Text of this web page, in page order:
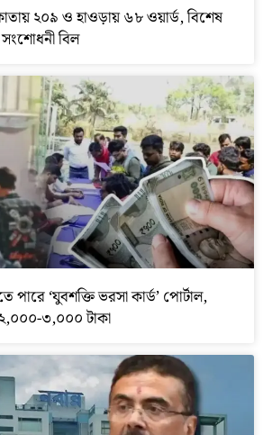
২০৯ ও হাওড়ায় ৬৮ ওয়ার্ড, বিশেষ
বিল
‘যুবশক্তি ভরসা কার্ড’ পোর্টাল,
৩,০০০ টাকা